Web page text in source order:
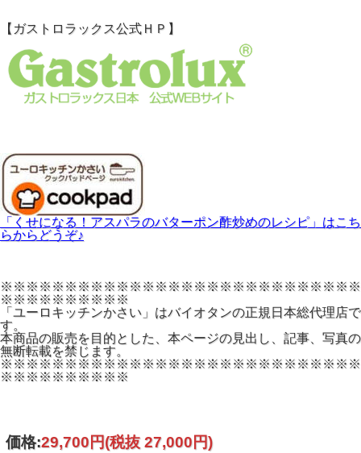
【ガストロラックス公式ＨＰ】
「くせになる！アスパラのバターポン酢炒めのレシピ」はこち
らからどうぞ♪
※※※※※※※※※※※※※※※※※※※※※※※※※※※※
※※※※※※※※※※
「ユーロキッチンかさい」はバイオタンの正規日本総代理店で
す。
本商品の販売を目的とした、本ページの見出し、記事、写真の
無断転載を禁じます。
※※※※※※※※※※※※※※※※※※※※※※※※※※※※
※※※※※※※※※※
価格:29,700円(税抜 27,000円)